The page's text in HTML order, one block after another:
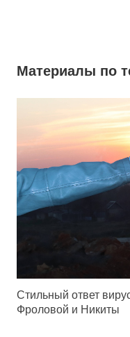
Материалы по
Стильный ответ
Фроловой и Никиты